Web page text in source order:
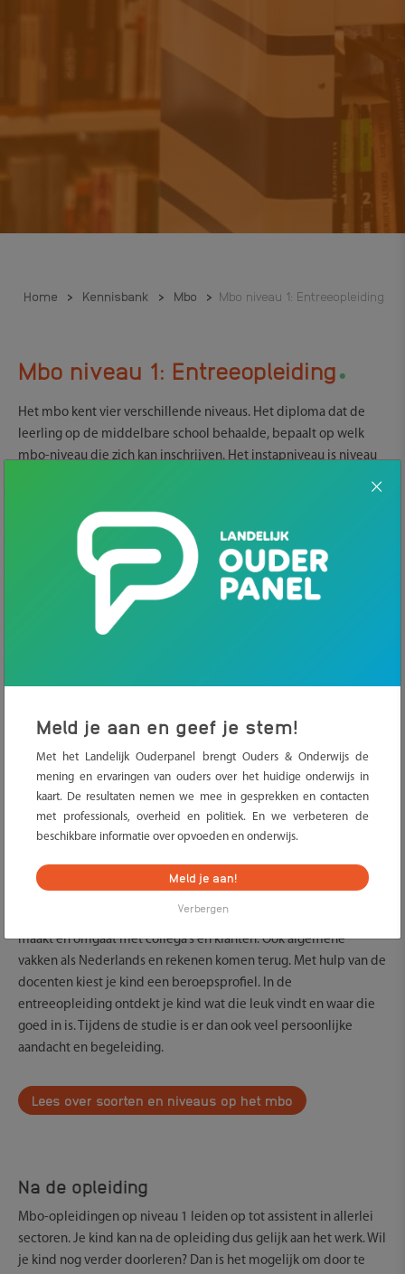
Home > Kennisbank > Mbo > Mbo niveau 1: Entreeopleiding
Mbo niveau 1: Entreeopleiding.
Het mbo kent vier verschillende niveaus. Het diploma dat de
leerling op de middelbare school behaalde, bepaalt op welk
mbo-niveau die zich kan inschrijven. Het instapniveau is niveau
in dit artikel.
Voor wie is mbo niveau 1 opleiding?
De entreeopleiding is voor kinderen die geen diploma hebben
waarmee ze naar een ander mbo-niveau kunnen. Bijvoorbeeld
kind moet minimaal 16 jaar oud zijn om aan de entreeopleiding
jaar.
Lees over het aanmelden voor een mbo-opleiding
Inhoud van de opleiding mbo niveau 1
bedrijf of instelling te werken. Bijvoorbeeld hoe je afspraken
maakt en omgaat met collega’s en klanten. Ook algemene
vakken als Nederlands en rekenen komen terug. Met hulp van de
docenten kiest je kind een beroepsprofiel. In de
entreeopleiding ontdekt je kind wat die leuk vindt en waar die
goed in is. Tijdens de studie is er dan ook veel persoonlijke
aandacht en begeleiding.
Lees over soorten en niveaus op het mbo
Na de opleiding
Mbo-opleidingen op niveau 1 leiden op tot assistent in allerlei
sectoren. Je kind kan na de opleiding dus gelijk aan het werk. Wil
je kind nog verder doorleren? Dan is het mogelijk om door te
Meld je aan en geef je stem!
Met het Landelijk Ouderpanel brengt Ouders & Onderwijs de
mening en ervaringen van ouders over het huidige onderwijs in
kaart. De resultaten nemen we mee in gesprekken en contacten
met professionals, overheid en politiek. En we verbeteren de
beschikbare informatie over opvoeden en onderwijs.
Meld je aan!
Verbergen